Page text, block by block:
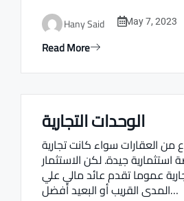
Hany Said May 7, 2023
Read More
Real estate Estate ville
الوحدات التجارية
من العقارات سواء كانت تجارية
جيدة. لكن الاستثمار
عموما تقدم عائد مالي علي
المدى القريب أو البعيد أفضل…